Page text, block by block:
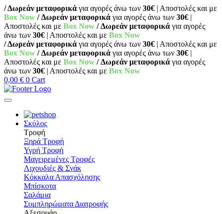
/ Δωρεάν μεταφορικά για αγορές άνω των 30€ | Αποστολές και με
Box Now / Δωρεάν μεταφορικά για αγορές άνω των 30€ |
Αποστολές και με Box Now / Δωρεάν μεταφορικά για αγορές
άνω των 30€ | Αποστολές και με Box Now
/ Δωρεάν μεταφορικά για αγορές άνω των 30€ | Αποστολές και με
Box Now / Δωρεάν μεταφορικά για αγορές άνω των 30€ |
Αποστολές και με Box Now / Δωρεάν μεταφορικά για αγορές
άνω των 30€ | Αποστολές και με Box Now
0,00 € 0 Cart
Σκύλος
Τροφή
Ξηρά Τροφή
Υγρή Τροφή
Μαγειρεμένες Τροφές
Λιχουδιές & Σνάκ
Κόκκαλα Απασχόλησης
Μπίσκοτα
Σαλάμια
Συμπληρώματα Διατροφής